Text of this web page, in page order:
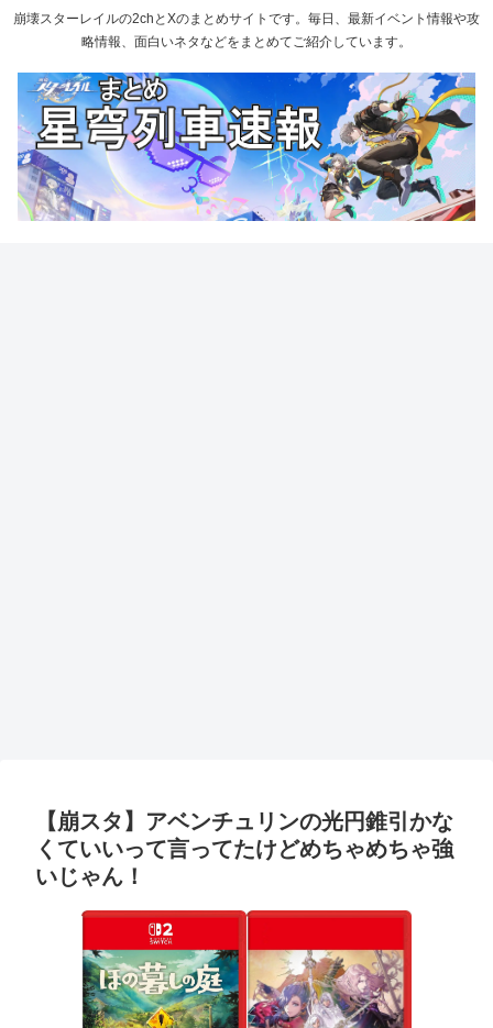
崩壊スターレイルの2chとXのまとめサイトです。毎日、最新イベント情報や攻
略情報、面白いネタなどをまとめてご紹介しています。
【崩スタ】アベンチュリンの光円錐引かな
くていいって言ってたけどめちゃめちゃ強
いじゃん！